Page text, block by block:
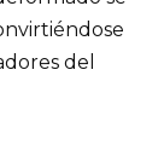
del